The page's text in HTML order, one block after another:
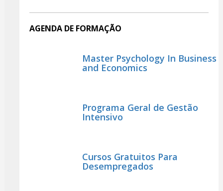
AGENDA DE FORMAÇÃO
Master Psychology In Business
and Economics
Programa Geral de Gestão
Intensivo
Cursos Gratuitos Para
Desempregados